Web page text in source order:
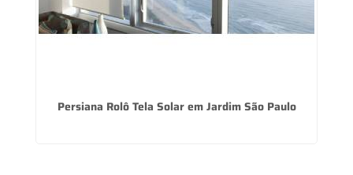
Persiana Rolô Tela Solar em Jardim São Paulo